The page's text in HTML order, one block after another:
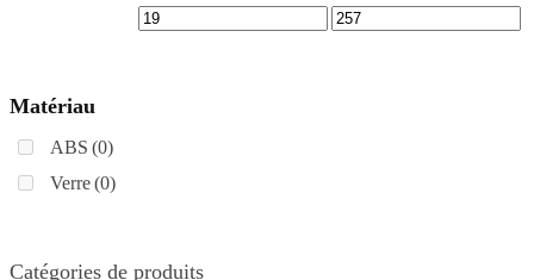
Matériau
ABS (0)
Verre(0)
Catégories de produits